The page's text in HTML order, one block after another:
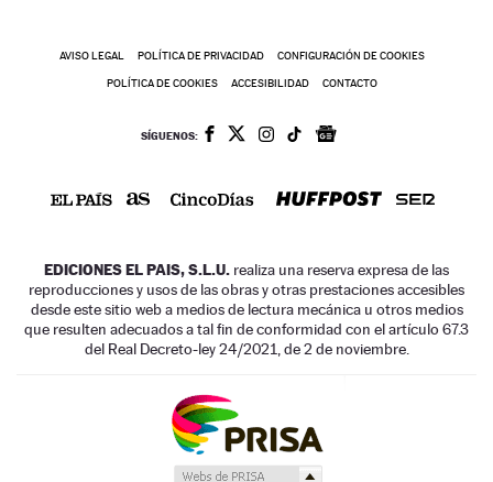
AVISO LEGAL POLÍTICA DE PRIVACIDAD CONFIGURACIÓN DE COOKIES
POLÍTICA DE COOKIES ACCESIBILIDAD CONTACTO
SÍGUENOS:
EDICIONES EL PAIS, S.L.U. realiza una reserva expresa de las
reproducciones y usos de las obras y otras prestaciones accesibles
desde este sitio web a medios de lectura mecánica u otros medios
que resulten adecuados a tal fin de conformidad con el artículo 67.3
del Real Decreto-ley 24/2021, de 2 de noviembre.